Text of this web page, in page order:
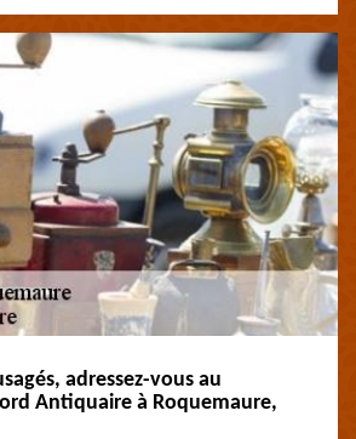
adressez-vous au
Antiquaire à Roquemaure,